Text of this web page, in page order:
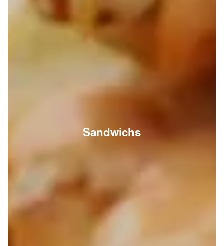
Sandwichs